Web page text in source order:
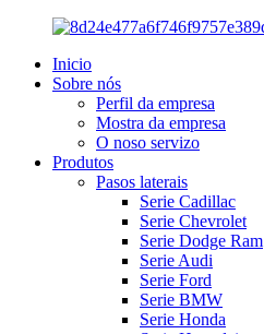
Inicio
Sobre nós
Perfil da empresa
Mostra da empresa
O noso servizo
Produtos
Pasos laterais
Serie Cadillac
Serie Chevrolet
Serie Dodge Ram
Serie Audi
Serie Ford
Serie BMW
Serie Honda